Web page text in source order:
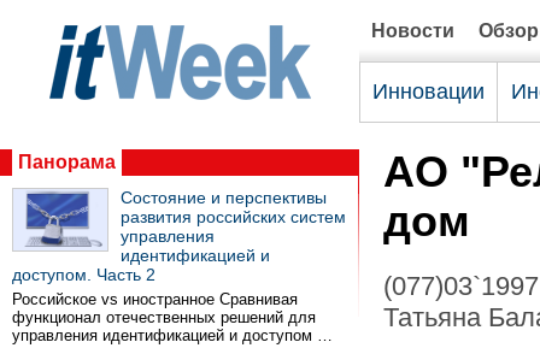
Новости
Инновации
Панорама
Состояние и перспективы
развития российских систем
управления
идентификацией и
доступом. Часть 2
Российское vs иностранное Сравнивая
функционал отечественных решений для
управления идентификацией и доступом …
АО
дом
(077)03`1997
Татьяна